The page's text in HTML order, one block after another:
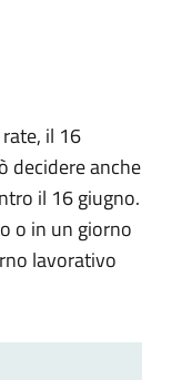
il 16
decidere anche
il 16 giugno.
o in un giorno
lavorativo